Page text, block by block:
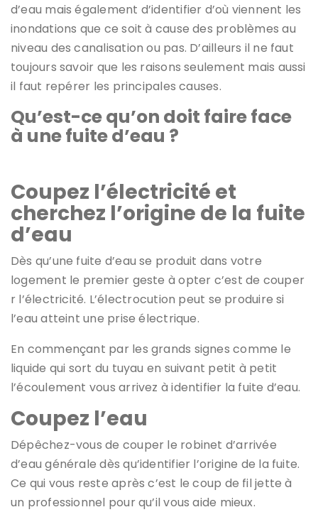
d’eau mais également d’identifier d’où viennent les
inondations que ce soit à cause des problèmes au
niveau des canalisation ou pas. D’ailleurs il ne faut
toujours savoir que les raisons seulement mais aussi
il faut repérer les principales causes.
Qu’est-ce qu’on doit faire face
à une fuite d’eau ?
Coupez l’électricité et
cherchez l’origine de la fuite
d’eau
Dès qu’une fuite d’eau se produit dans votre
logement le premier geste à opter c’est de couper
r l’électricité. L’électrocution peut se produire si
l’eau atteint une prise électrique.
En commençant par les grands signes comme le
liquide qui sort du tuyau en suivant petit à petit
l’écoulement vous arrivez à identifier la fuite d’eau.
Coupez l’eau
Dépêchez-vous de couper le robinet d’arrivée
d’eau générale dès qu’identifier l’origine de la fuite.
Ce qui vous reste après c’est le coup de fil jette à
un professionnel pour qu’il vous aide mieux.